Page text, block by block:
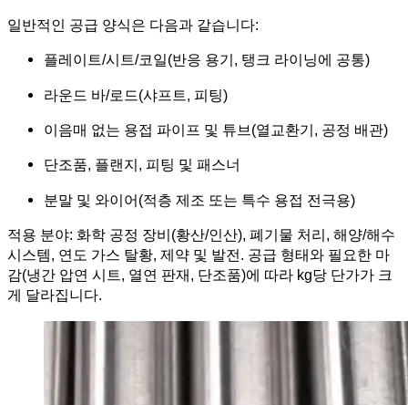
일반적인 공급 양식은 다음과 같습니다:
플레이트/시트/코일(반응 용기, 탱크 라이닝에 공통)
라운드 바/로드(샤프트, 피팅)
이음매 없는 용접 파이프 및 튜브(열교환기, 공정 배관)
단조품, 플랜지, 피팅 및 패스너
분말 및 와이어(적층 제조 또는 특수 용접 전극용)
적용 분야: 화학 공정 장비(황산/인산), 폐기물 처리, 해양/해수
시스템, 연도 가스 탈황, 제약 및 발전. 공급 형태와 필요한 마
감(냉간 압연 시트, 열연 판재, 단조품)에 따라 kg당 단가가 크
게 달라집니다.